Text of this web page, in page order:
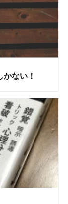
ない！